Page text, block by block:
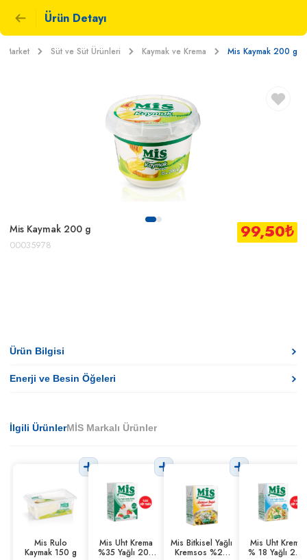
Ürün Detayı
Market Süt ve Süt Ürünleri Kaymak ve Krema Mis Kaymak 200 g
Mis Kaymak 200 g
00035978
99,50₺
Ürün Bilgisi
Enerji ve Besin Öğeleri
İlgili ÜrünlerMİS Markalı Ürünler
Mis Rulo
Kaymak 150 g
Mis Uht Krema
%35 Yağlı 200
Mis Bitkisel Yağlı
Kremsos %20
Mis Uht Krema
% 18 Yağlı 200